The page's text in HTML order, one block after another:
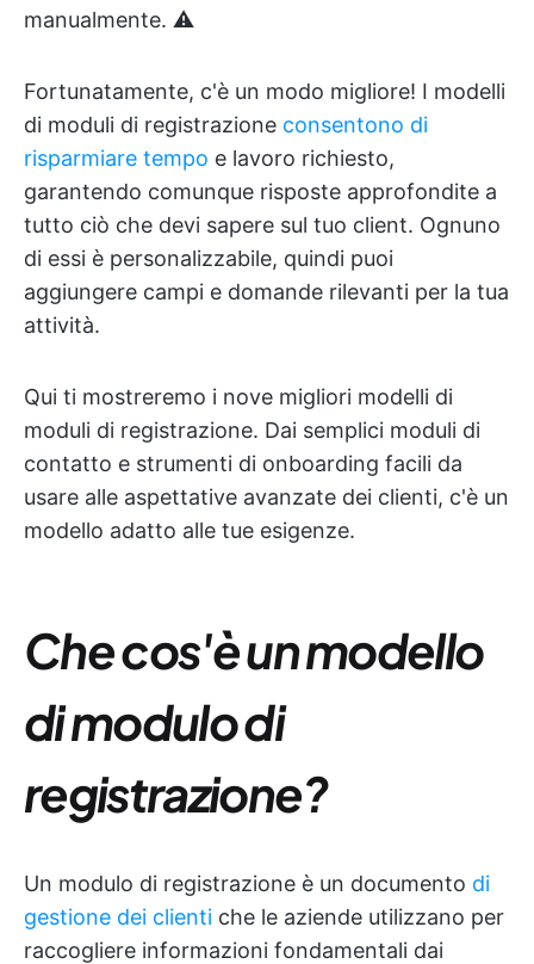
manualmente. ⚠️
Fortunatamente, c'è un modo migliore! I modelli
di moduli di registrazione consentono di
risparmiare tempo e lavoro richiesto,
garantendo comunque risposte approfondite a
tutto ciò che devi sapere sul tuo client. Ognuno
di essi è personalizzabile, quindi puoi
aggiungere campi e domande rilevanti per la tua
attività.
Qui ti mostreremo i nove migliori modelli di
moduli di registrazione. Dai semplici moduli di
contatto e strumenti di onboarding facili da
usare alle aspettative avanzate dei clienti, c'è un
modello adatto alle tue esigenze.
Che cos'è un modello
di modulo di
registrazione?
Un modulo di registrazione è un documento di
gestione dei clienti che le aziende utilizzano per
raccogliere informazioni fondamentali dai